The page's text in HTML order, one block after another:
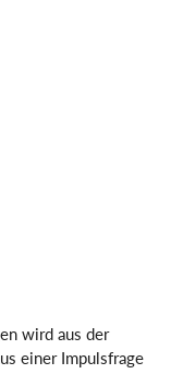
wird aus der
einer Impulsfrage